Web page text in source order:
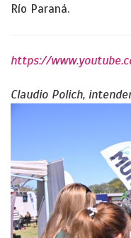
Río Paraná.
https://
Claudio Polich,